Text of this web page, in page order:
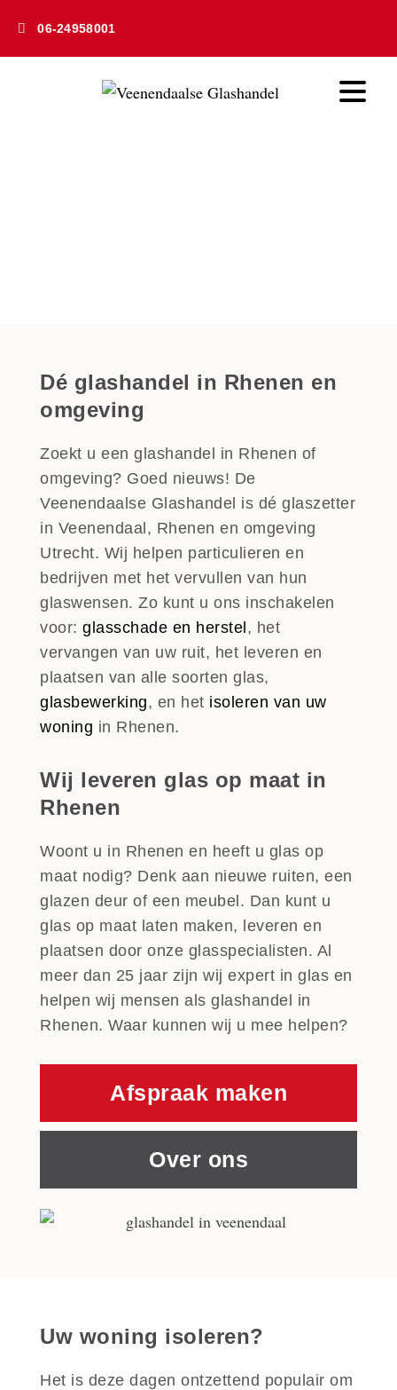
06-24958001
Dé glashandel in Rhenen en
omgeving
Zoekt u een glashandel in Rhenen of
omgeving? Goed nieuws! De
Veenendaalse Glashandel is dé glaszetter
in Veenendaal, Rhenen en omgeving
Utrecht. Wij helpen particulieren en
bedrijven met het vervullen van hun
glaswensen. Zo kunt u ons inschakelen
voor: glasschade en herstel , het
vervangen van uw ruit, het leveren en
plaatsen van alle soorten glas,
glasbewerking, en het isoleren van uw
woning in Rhenen.
Wij leveren glas op maat in
Rhenen
Woont u in Rhenen en heeft u glas op
maat nodig? Denk aan nieuwe ruiten, een
glazen deur of een meubel. Dan kunt u
glas op maat laten maken, leveren en
plaatsen door onze glasspecialisten. Al
meer dan 25 jaar zijn wij expert in glas en
helpen wij mensen als glashandel in
Rhenen. Waar kunnen wij u mee helpen?
Afspraak maken
Over ons
Uw woning isoleren?
Het is deze dagen ontzettend populair om